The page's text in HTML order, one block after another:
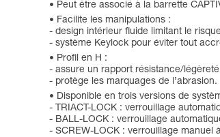
Peut être associé à la barrette
Facilite les manipulations :
- design intérieur fluide limitant le
- système Keylock pour éviter tout
Profil en H :
- assure un rapport résistance/
- protège les marquages de l’abrasion.
Disponible en trois versions de
- TRIACT-LOCK : verrouillage
- BALL-LOCK : verrouillage
- SCREW-LOCK : verrouillage manuel